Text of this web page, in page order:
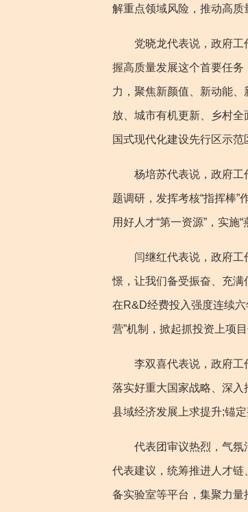
解重点领域风险，推动高质
党晓龙代表说，政府工作
握高质量发展这个首要任务
力，聚焦新颜值、新动能
放、城市有机更新、乡村
国式现代化建设先行区示
杨培苏代表说，政府工作
题调研，发挥考核“指挥棒”
用好人才“第一资源”，实施
闫继红代表说，政府工作
憬，让我们备受振奋、充满
在R&D经费投入强度连续
营”机制，掀起抓投资上项
李双喜代表说，政府工作
落实好重大国家战略、深入
县域经济发展上求提升;锚
代表团审议热烈，气氛活
代表建议，统筹推进人才链
备实验室等平台，集聚力